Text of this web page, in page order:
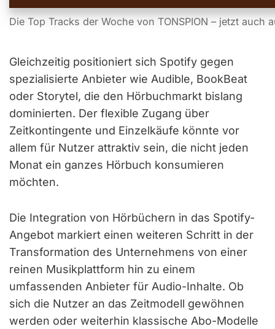
Die Top Tracks der Woche von TONSPION – jetzt auch
Gleichzeitig positioniert sich Spotify gegen
spezialisierte Anbieter wie Audible, BookBeat
oder Storytel, die den Hörbuchmarkt bislang
dominierten. Der flexible Zugang über
Zeitkontingente und Einzelkäufe könnte vor
allem für Nutzer attraktiv sein, die nicht jeden
Monat ein ganzes Hörbuch konsumieren
möchten.
Die Integration von Hörbüchern in das Spotify-
Angebot markiert einen weiteren Schritt in der
Transformation des Unternehmens von einer
reinen Musikplattform hin zu einem
umfassenden Anbieter für Audio-Inhalte. Ob
sich die Nutzer an das Zeitmodell gewöhnen
werden oder weiterhin klassische Abo-Modelle